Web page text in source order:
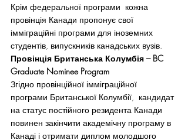
Крім федеральної програми  кожна
провінція Канади пропонує свої
імміграційні програми для іноземних
студентів, випускників канадських вузів.
Провінція Британська Колумбія – BC
Graduate Nominee Program
Згідно провінційної імміграційної
програми Британської Колумбії,  кандидат
на статус постійного резидента Канади
повинен закінчити академічну програму в
Канаді і отримати диплом молодшого